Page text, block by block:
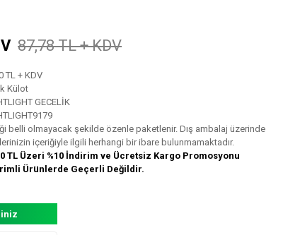
87,78 TL + KDV
TL + KDV
Külot
GECELİK
belli olmayacak şekilde özenle paketlenir. Dış ambalaj üzerinde
içeriğiyle ilgili herhangi bir ibare bulunmamaktadır.
TL Üzeri %10 İndirim ve Ücretsiz Kargo Promosyonu
Ürünlerde Geçerli Değildir.